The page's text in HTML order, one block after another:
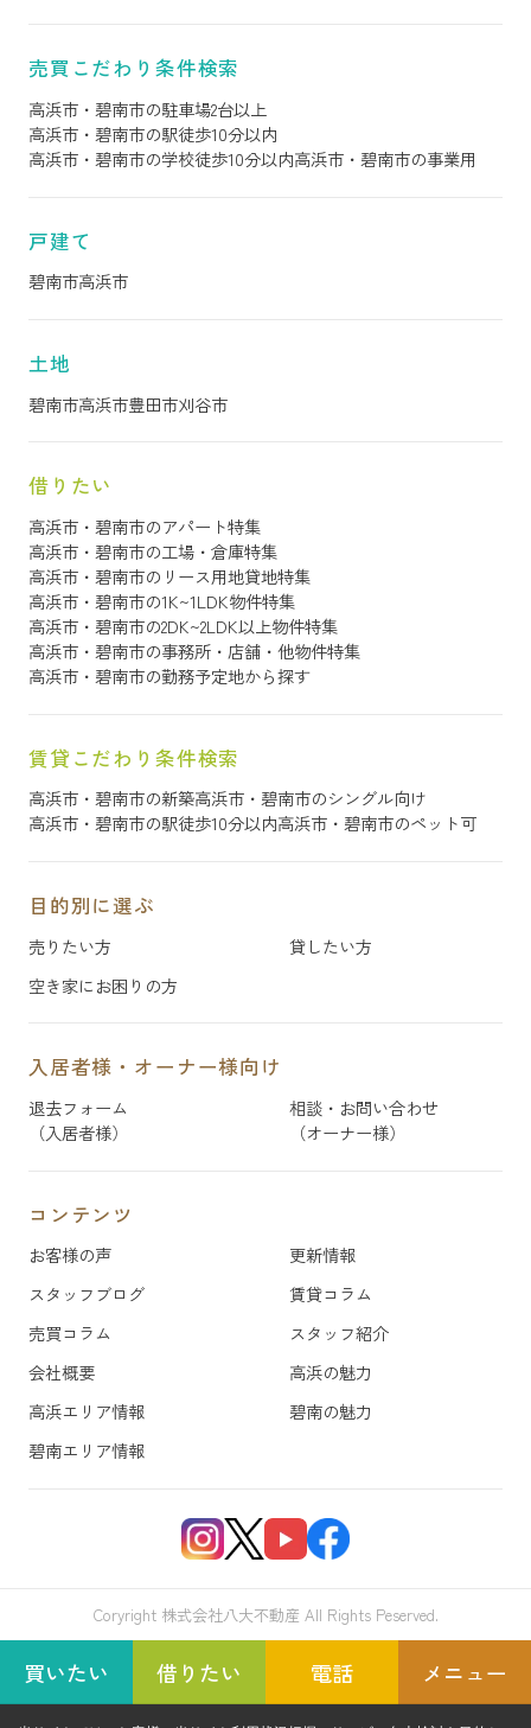
売買こだわり条件検索
高浜市・碧南市の駐車場2台以上
高浜市・碧南市の駅徒歩10分以内
高浜市・碧南市の学校徒歩10分以内高浜市・碧南市の事業用
戸建て
碧南市高浜市
土地
碧南市高浜市豊田市刈谷市
借りたい
高浜市・碧南市のアパート特集
高浜市・碧南市の工場・倉庫特集
高浜市・碧南市のリース用地貸地特集
高浜市・碧南市の1K~1LDK物件特集
高浜市・碧南市の2DK~2LDK以上物件特集
高浜市・碧南市の事務所・店舗・他物件特集
高浜市・碧南市の勤務予定地から探す
賃貸こだわり条件検索
高浜市・碧南市の新築高浜市・碧南市のシングル向け
高浜市・碧南市の駅徒歩10分以内高浜市・碧南市のペット可
目的別に選ぶ
売りたい方
貸したい方
空き家にお困りの方
入居者様・オーナー様向け
退去フォーム
（入居者様）
相談・お問い合わせ
（オーナー様）
コンテンツ
お客様の声
更新情報
スタッフブログ
賃貸コラム
売買コラム
スタッフ紹介
会社概要
高浜の魅力
高浜エリア情報
碧南の魅力
碧南エリア情報
Coryright 株式会社八大不動産 All Rights Peserved.
買いたい 借りたい 電話 メニュー